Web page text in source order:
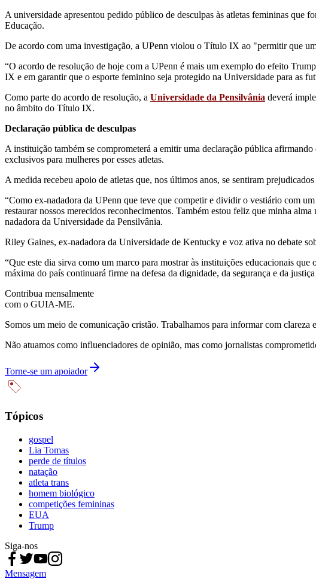
A universidade apresentou pedido público de desculpas às atletas femininas
Educação.
De acordo com uma investigação, a UPenn violou o Título IX ao "permitir que
“O acordo de resolução de hoje com a UPenn é mais um exemplo do efeito
IX e em garantir que o esporte feminino seja protegido na Universidade para as
Como parte do acordo de resolução, a Universidade da Pensilvânia deverá
no âmbito do Título IX.
Declaração pública de desculpas
A instituição também se comprometerá a emitir uma declaração pública
exclusivos para mulheres por esses atletas.
A medida recebeu apoio de atletas que, nos últimos anos, se sentiram
“Como ex-nadadora da UPenn que teve que competir e dividir o vestiário com
restaurar nossos merecidos reconhecimentos. Também estou feliz que minha
nadadora da Universidade da Pensilvânia.
Riley Gaines, ex-nadadora da Universidade de Kentucky e voz ativa no debate
“Que este dia sirva como um marco para mostrar às instituições educacionais
máxima do país continuará firme na defesa da dignidade, da segurança e da
Contribua mensalmente
com o GUIA-ME.
Somos um meio de comunicação cristão. Trabalhamos para informar com
Não atuamos como influenciadores de opinião, mas como jornalistas
Torne-se um apoiador
Tópicos
gospel
Lia Tomas
perde de títulos
natação
atleta trans
homem biológico
competições femininas
EUA
Trump
Siga-nos
Mensagem